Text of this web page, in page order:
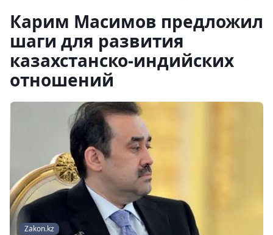
Карим Масимов предложил
шаги для развития
казахстанско-индийских
отношений
Zakon.kz